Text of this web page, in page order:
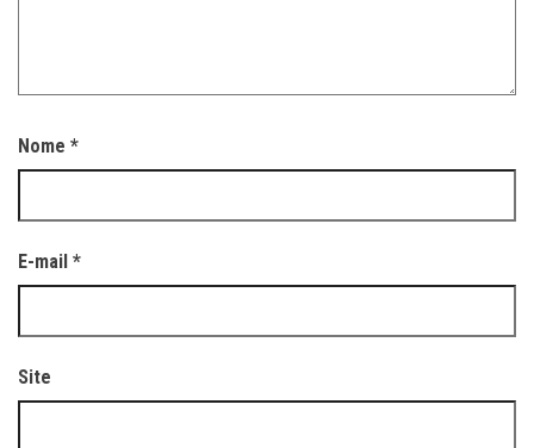
Nome *
E-mail *
Site